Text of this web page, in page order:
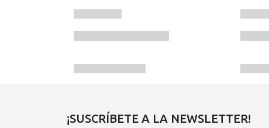
¡SUSCRÍBETE A LA NEWSLETTER!